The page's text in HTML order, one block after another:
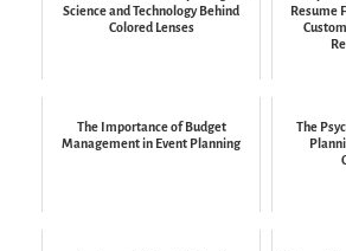
Science and Technology Behind
Colored Lenses
Resume
The Importance of Budget
Management in Event Planning
The